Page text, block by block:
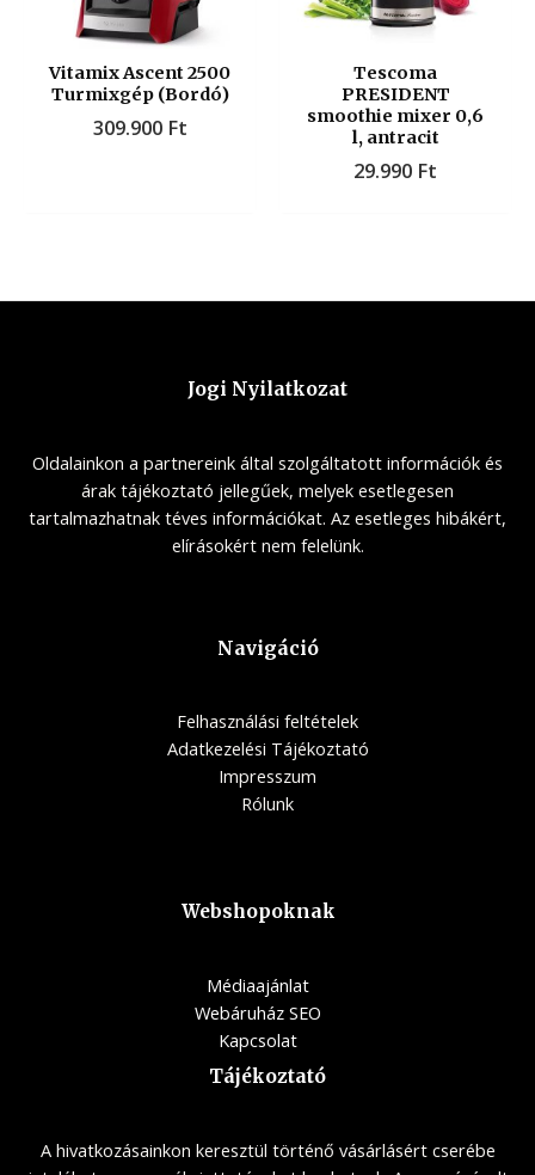
Vitamix Ascent 2500
Turmixgép (Bordó)
309.900 Ft
Tescoma
PRESIDENT
smoothie mixer 0,6
l, antracit
29.990 Ft
Jogi Nyilatkozat
Oldalainkon a partnereink által szolgáltatott információk és
árak tájékoztató jellegűek, melyek esetlegesen
tartalmazhatnak téves információkat. Az esetleges hibákért,
elírásokért nem felelünk.
Navigáció
Felhasználási feltételek
Adatkezelési Tájékoztató
Impresszum
Rólunk
Webshopoknak
Médiaajánlat
Webáruház SEO
Kapcsolat
Tájékoztató
A hivatkozásainkon keresztül történő vásárlásért cserébe